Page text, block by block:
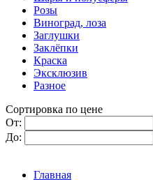
Розы
Виноград, лоза
Заглушки
Заклёпки
Краска
Эксклюзив
Разное
Сортировка по цене
От:
До:
Главная